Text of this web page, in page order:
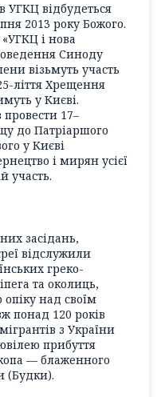
УГКЦ відбудеться
2013 року Божого.
і нова
Синоду
візьмуть участь
ліття Хрещення
у Києві.
17–
до Патріаршого
у Києві
і мирян усієї
участь.
засідань,
відслужили
греко-
та околиць,
над своїм
понад 120 років
з України
прибуття
— блаженного
(Будки).